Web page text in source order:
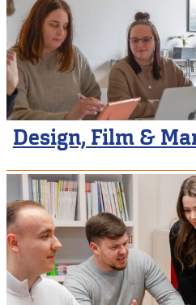
Design, Film &